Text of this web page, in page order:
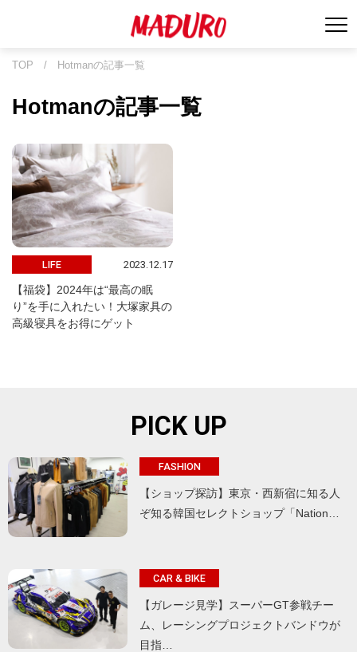
TOP / Hotmanの記事一覧
Hotmanの記事一覧
LIFE 2023.12.17
【福袋】2024年は“最高の眠
り”を手に入れたい！大塚家具の
高級寝具をお得にゲット
PICK UP
FASHION
【ショップ探訪】東京・西新宿に知る人
ぞ知る韓国セレクトショップ「Nation…
CAR & BIKE
【ガレージ見学】スーパーGT参戦チー
ム、レーシングプロジェクトバンドウが
目指…